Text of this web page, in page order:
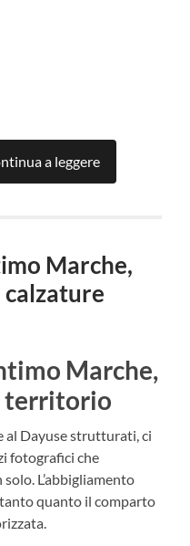
a leggere
Marche,
calzature
Marche,
territorio
al Dayuse strutturati, ci
fotografici che
L’abbigliamento
tanto quanto il comparto